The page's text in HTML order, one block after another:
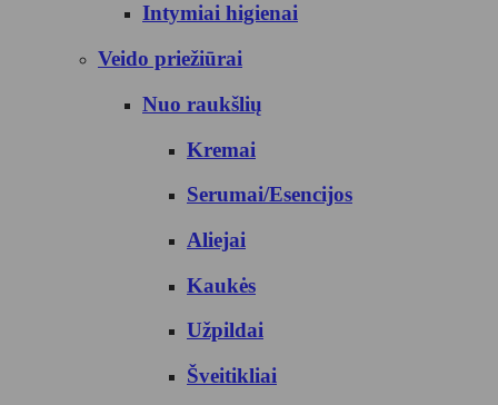
Intymiai higienai
Veido priežiūrai
Nuo raukšlių
Kremai
Serumai/Esencijos
Aliejai
Kaukės
Užpildai
Šveitikliai